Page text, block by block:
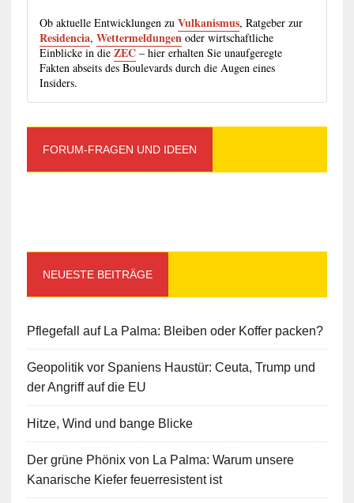
Ob aktuelle Entwicklungen zu Vulkanismus, Ratgeber zur
Residencia, Wettermeldungen oder wirtschaftliche
Einblicke in dieZEC– hier erhalten Sie unaufgeregte
Fakten abseits des Boulevards durch die Augen eines
Insiders.
FORUM-FRAGEN UND IDEEN
NEUESTE BEITRÄGE
Pflegefall auf La Palma: Bleiben oder Koffer packen?
Geopolitik vor Spaniens Haustür: Ceuta, Trump und
der Angriff auf die EU
Hitze, Wind und bange Blicke
Der grüne Phönix von La Palma: Warum unsere
Kanarische Kiefer feuerresistent ist